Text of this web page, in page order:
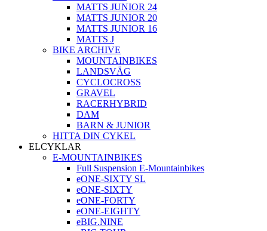
MATTS JUNIOR 24
MATTS JUNIOR 20
MATTS JUNIOR 16
MATTS J
BIKE ARCHIVE
MOUNTAINBIKES
LANDSVÄG
CYCLOCROSS
GRAVEL
RACERHYBRID
DAM
BARN & JUNIOR
HITTA DIN CYKEL
ELCYKLAR
E-MOUNTAINBIKES
Full Suspension E-Mountainbikes
eONE-SIXTY SL
eONE-SIXTY
eONE-FORTY
eONE-EIGHTY
eBIG.NINE